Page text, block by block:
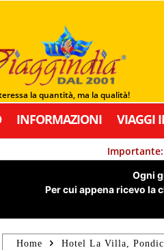
la quantità, ma la qualità!
INFORMAZIONI VIAGGI
Importante:
Ogni
Per cui appena ricevo la
Home Hotel La Villa,